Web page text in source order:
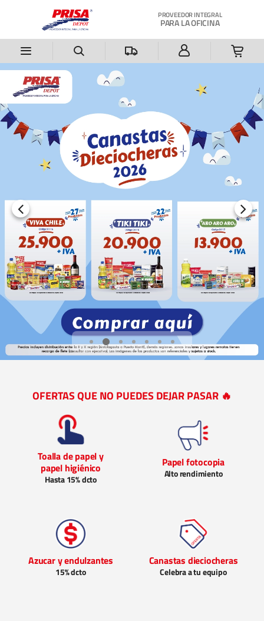
PROVEEDOR INTEGRAL
PARA LA OFICINA
OFERTAS QUE NO PUEDES DEJAR PASAR 🔥
Toalla de papel y
papel higiénico
Hasta 15% dcto
Papel fotocopia
Alto rendimiento
Azucar y endulzantes
15% dcto
Canastas dieciocheras
Celebra a tu equipo